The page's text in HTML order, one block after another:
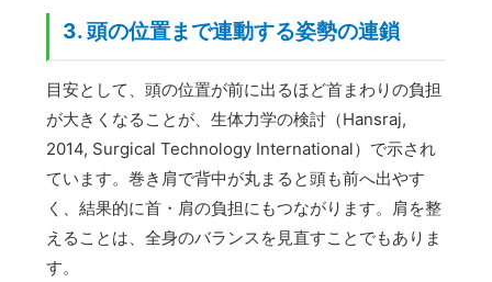
3. 頭の位置まで連動する姿勢の連鎖
目安として、頭の位置が前に出るほど首まわりの負担
が大きくなることが、生体力学の検討（Hansraj,
2014, Surgical Technology International）で示され
ています。巻き肩で背中が丸まると頭も前へ出やす
く、結果的に首・肩の負担にもつながります。肩を整
えることは、全身のバランスを見直すことでもありま
す。